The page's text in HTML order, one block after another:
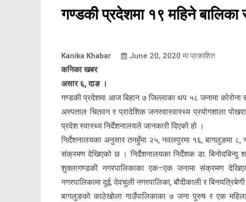
गण्डकी प्रदेशमा १९ महिने
Kanika Khabar June 20, 2020 मा प्रकाशित
कनिका खबर
असार ६, दाङ ।
गण्डकी प्रदेशमा आज बिहान ७ जिल्लाका थप ५८ जनामा
अस्पताल चितवन र प्रादेशिक जनस्वास्वास्थ्य प्रयोगशाला
प्रदेश स्वास्थ्य निर्देशनालयले जानकारी दिएको हो ।
निर्देशनालयका अनुसार तनहुँमा २५, नवलपुरमा १६, बागलुङमा ८,
संक्रमण देखिएको छ । निर्देशनालयका निर्देशक डा. बिनोदबिन्दु
शुक्लागण्डकी नगरपालिकाका एक÷एक जनामा संक्रमण
नगरपालिकामा दुई, देवचुली नगरपालिका, बौदीकाली र
बागलुङको काठेखोला गाउँपालिकाका ७ जना पुरुष र एक